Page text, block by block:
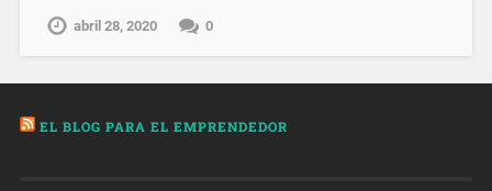
abril 28, 2020 0
EL BLOG PARA EL EMPRENDEDOR